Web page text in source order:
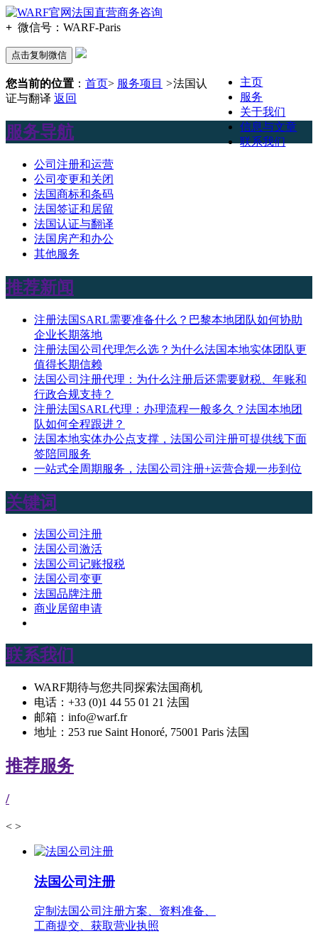
+ 微信号： WARF-Paris
点击复制微信
主页
服务
关于我们
信息与文章
联系我们
您当前的位置 ： 首页> 服务项目 >法国认
证与翻译 返回
服务导航
公司注册和运营
公司变更和关闭
法国商标和条码
法国签证和居留
法国认证与翻译
法国房产和办公
其他服务
推荐新闻
注册法国SARL需要准备什么？巴黎本地团队如何协助
企业长期落地
注册法国公司代理怎么选？为什么法国本地实体团队更
值得长期信赖
法国公司注册代理：为什么注册后还需要财税、年账和
行政合规支持？
注册法国SARL代理：办理流程一般多久？法国本地团
队如何全程跟进？
法国本地实体办公点支撑，法国公司注册可提供线下面
签陪同服务
一站式全周期服务，法国公司注册+运营合规一步到位
关键词
法国公司注册
法国公司激活
法国公司记账报税
法国公司变更
法国品牌注册
商业居留申请
联系我们
WARF期待与您共同探索法国商机
电话：+33 (0)1 44 55 01 21 法国
邮箱：info@warf.fr
地址：253 rue Saint Honoré, 75001 Paris 法国
推荐服务
/
< >
法国公司注册
定制法国公司注册方案、资料准备、
工商提交、获取营业执照